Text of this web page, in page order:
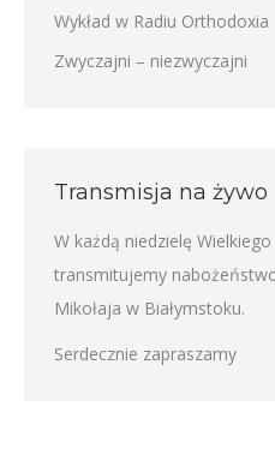
Wykład w Radiu Orthodoxia
Zwyczajni – niezwyczajni
Transmisja na żywo
W każdą niedzielę
transmitujemy
Mikołaja w Białymstoku.
Serdecznie zapraszamy